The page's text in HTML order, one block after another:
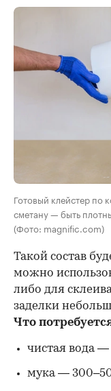
Готовый клейстер по
сметану — быть
(Фото: magnific.com)
Такой состав
можно
либо для
заделки
Что
чистая вода —
мука —